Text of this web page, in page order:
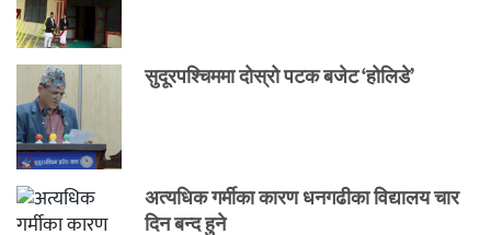
सुदूरपश्चिममा दोस्रो पटक बजेट ‘होलिडे’
अत्यधिक गर्मीका कारण धनगढीका विद्यालय चार
दिन बन्द हुने